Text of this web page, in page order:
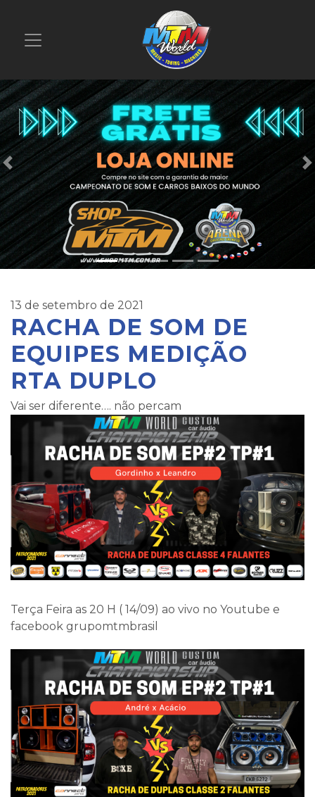
Previous
13 de setembro de 2021
RACHA DE SOM DE
EQUIPES MEDIÇÃO
RTA DUPLO
Vai ser diferente…. não percam
Terça Feira as 20 H ( 14/09) ao vivo no Youtube e
facebook grupomtmbrasil